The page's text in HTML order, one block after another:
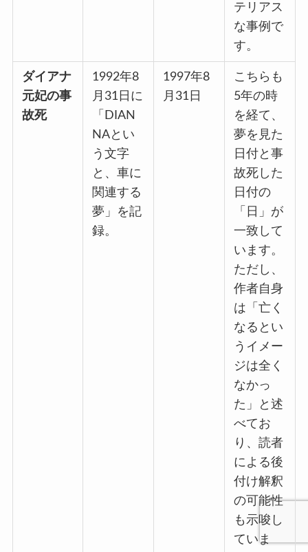
テリアス
な事例で
す。
ダイアナ
元妃の事
故死
1992年8
月31日に
「DIAN
NAとい
う文字
と、車に
関連する
夢」を記
録。
1997年8
月31日
こちらも
5年の時
を経て、
夢を見た
日付と事
故死した
日付の
「日」が
一致して
います。
ただし、
作者自身
は「亡く
なるとい
うイメー
ジは全く
なかっ
た」と述
べてお
り、読者
による後
付け解釈
の可能性
も示唆し
ていま